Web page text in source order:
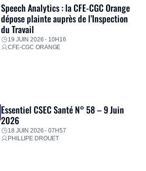
Speech Analytics : la CFE-CGC Orange
dépose plainte auprès de l’Inspection
du Travail
19 JUIN 2026 - 10H16
CFE-CGC ORANGE
Essentiel CSEC Santé N° 58 – 9 Juin
2026
18 JUIN 2026 - 07H57
PHILLIPE DROUET